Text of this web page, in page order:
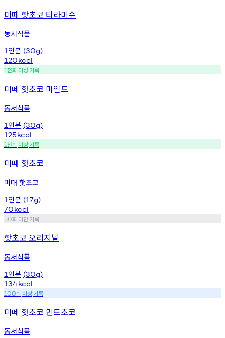
미떼 핫초코 티라미수
동서식품
1 인분 (30g)
120kcal
1천회 이상기록
미떼 핫초코 마일드
동서식품
1 인분 (30g)
125kcal
1천회 이상기록
미때 핫초코
미때 핫초코
1 인분 (17g)
70kcal
50회 미만기록
핫초코 오리지날
동서식품
1 인분 (30g)
134kcal
100회 이상기록
미떼 핫초코 민트초코
동서식품